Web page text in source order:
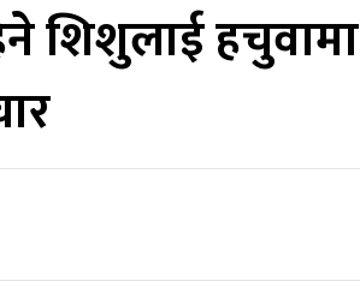
शिशुलाई हचुवामा